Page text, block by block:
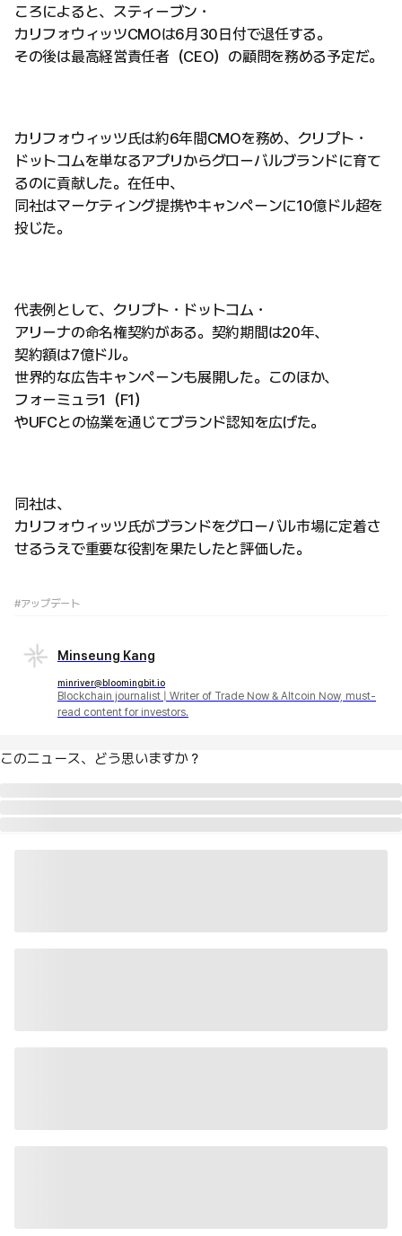
ころによると、スティーブン・
カリフォウィッツCMOは6月30日付で退任する。
その後は最高経営責任者（CEO）の顧問を務める予定だ。
カリフォウィッツ氏は約6年間CMOを務め、クリプト・
ドットコムを単なるアプリからグローバルブランドに育て
るのに貢献した。在任中、
同社はマーケティング提携やキャンペーンに10億ドル超を
投じた。
代表例として、クリプト・ドットコム・
アリーナの命名権契約がある。契約期間は20年、
契約額は7億ドル。
世界的な広告キャンペーンも展開した。このほか、
フォーミュラ1（F1）
やUFCとの協業を通じてブランド認知を広げた。
同社は、
カリフォウィッツ氏がブランドをグローバル市場に定着さ
せるうえで重要な役割を果たしたと評価した。
#アップデート
Minseung Kang
minriver@bloomingbit.io
Blockchain journalist | Writer of Trade Now & Altcoin Now, must-
read content for investors.
このニュース、どう思いますか？